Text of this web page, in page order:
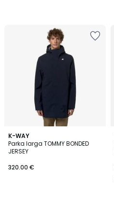
K-WAY
Parka larga TOMMY BONDED
JERSEY
320.00 €
3
Colores